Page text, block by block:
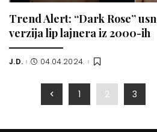
Trend Alert: “Dark Rose”
verzija lip lajnera iz 2000-ih
Posted
J.D. 04.04.2024.
1 2 3